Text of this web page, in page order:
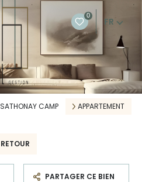
0
FR
SATHONAY CAMP APPARTEMENT
RETOUR
PARTAGER CE BIEN